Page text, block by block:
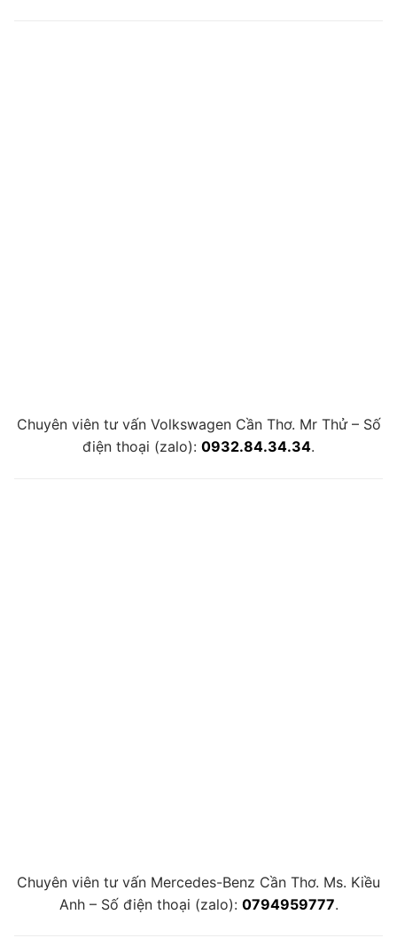
Chuyên viên tư vấn Volkswagen Cần Thơ. Mr Thử – Số
điện thoại (zalo): 0932.84.34.34.
Chuyên viên tư vấn Mercedes-Benz Cần Thơ. Ms. Kiều
Anh – Số điện thoại (zalo): 0794959777.